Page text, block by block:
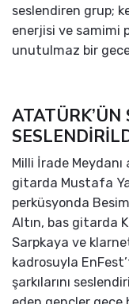
seslendiren grup;
enerjisi ve samimi
unutulmaz bir
Milli İrade
gitarda Mustafa
perküsyonda
Altın, bas gitarda
Sarpkaya ve
kadrosuyla
şarkılarını